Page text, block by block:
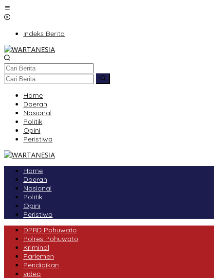
Lewati
ke
Indeks Berita
Home
Daerah
Nasional
Politik
Opini
Peristiwa
Home
Daerah
Nasional
Politik
Opini
Peristiwa
DPRD Pohuwato
Polres Pohuwato
Kriminal
Parlemen
Pendidikan
video